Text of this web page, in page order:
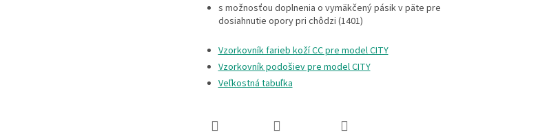
s možnosťou doplnenia o vymäkčený pásik v päte pre
dosiahnutie opory pri chôdzi (1401)
Vzorkovník farieb koží CC pre model CITY
Vzorkovník podošiev pre model CITY
Veľkostná tabuľka